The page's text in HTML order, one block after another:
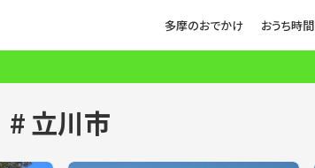
多摩のおでかけ おうち時間
立川市